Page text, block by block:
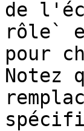
de
rôle`
pour
Notez